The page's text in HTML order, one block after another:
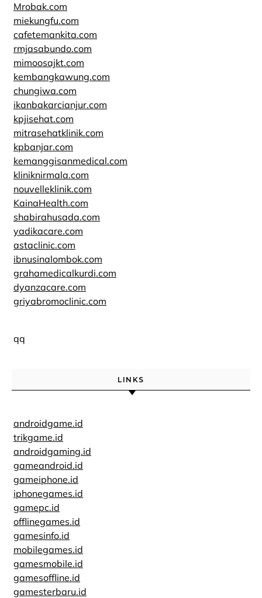
Mrobak.com
miekungfu.com
cafetemankita.com
rmjasabundo.com
mimoosajkt.com
kembangkawung.com
chungiwa.com
ikanbakarcianjur.com
kpjisehat.com
mitrasehatklinik.com
kpbanjar.com
kemanggisanmedical.com
kliniknirmala.com
nouvelleklinik.com
KainaHealth.com
shabirahusada.com
yadikacare.com
astaclinic.com
ibnusinalombok.com
grahamedicalkurdi.com
dyanzacare.com
griyabromoclinic.com
qq
LINKS
androidgame.id
trikgame.id
androidgaming.id
gameandroid.id
gameiphone.id
iphonegames.id
gamepc.id
offlinegames.id
gamesinfo.id
mobilegames.id
gamesmobile.id
gamesoffline.id
gamesterbaru.id